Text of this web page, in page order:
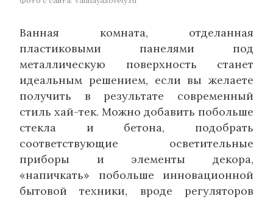
Ванная комната, отделанная
пластиковыми панелями под
металлическую поверхность станет
идеальным решением, если вы желаете
получить в результате современный
стиль хай-тек. Можно добавить побольше
стекла и бетона, подобрать
соответствующие осветительные
приборы и элементы декора,
«напичкать» побольше инновационной
бытовой техники, вроде регуляторов